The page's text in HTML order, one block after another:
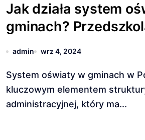
Jak działa system
gminach?
inne placówki
admin wrz 4, 2024
System oświaty w gminach w Polsce jest
kluczowym elementem
administracyjnej, który ma...